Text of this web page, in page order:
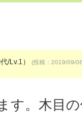
/Lv.1） (投稿：2019/09/
す。木目